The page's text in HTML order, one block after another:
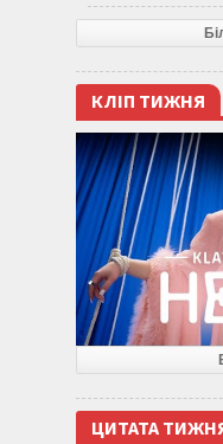
КЛІП ТИЖНЯ
ЦИТАТА